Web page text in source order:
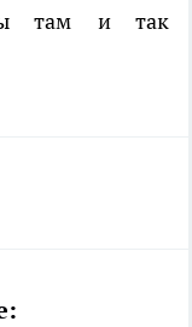
там и так